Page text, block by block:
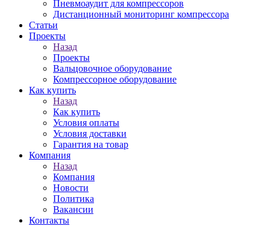
Пневмоаудит для компрессоров
Дистанционный мониторинг компрессора
Статьи
Проекты
Назад
Проекты
Вальцовочное оборудование
Компрессорное оборудование
Как купить
Назад
Как купить
Условия оплаты
Условия доставки
Гарантия на товар
Компания
Назад
Компания
Новости
Политика
Вакансии
Контакты